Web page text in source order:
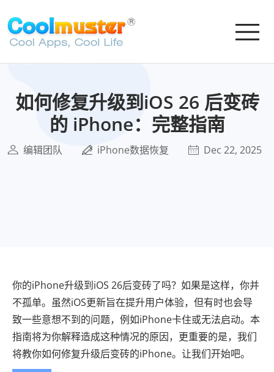
如何修复升级到iOS 26 后变砖
的 iPhone：完整指南
编辑团队 iPhone数据恢复 Dec 22, 2025
你的iPhone升级到iOS 26后变砖了吗？如果是这样，你并
不孤单。虽然iOS更新旨在提升用户体验，但有时也会导
致一些意想不到的问题，例如iPhone卡住或无法启动。本
指南将为你解释造成这种情况的原因，更重要的是，我们
将教你如何修复升级后变砖的iPhone。让我们开始吧。